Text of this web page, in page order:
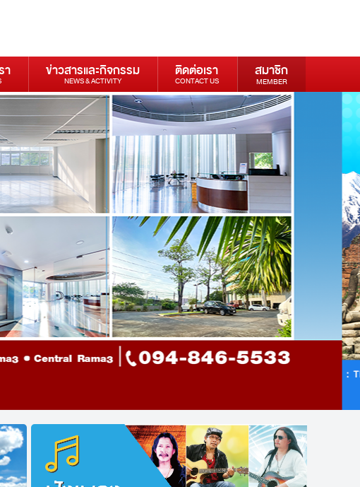
า ข่าวสารและกิจกรรม
NEWS & ACTIVITY
ติดต่อเรา
CONTACT US
สมาชิก
MEMBER